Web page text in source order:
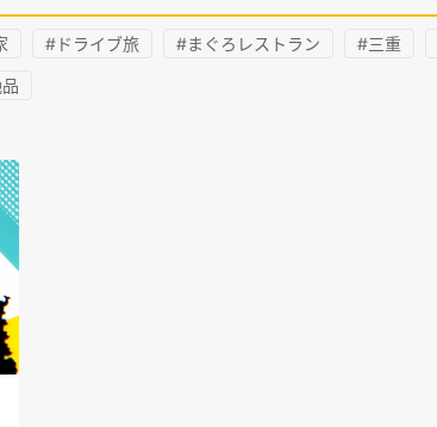
#ドライブ旅 #まぐろレストラン #三重